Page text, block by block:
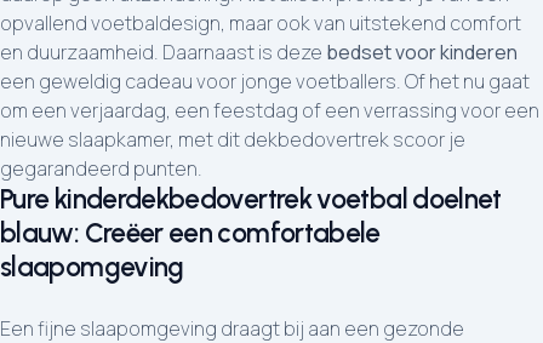
opvallend voetbaldesign, maar ook van uitstekend comfort
en duurzaamheid. Daarnaast is deze bedset voor kinderen
een geweldig cadeau voor jonge voetballers. Of het nu gaat
om een verjaardag, een feestdag of een verrassing voor een
nieuwe slaapkamer, met dit dekbedovertrek scoor je
gegarandeerd punten.
Pure kinderdekbedovertrek voetbal doelnet
blauw: Creëer een comfortabele
slaapomgeving
Een fijne slaapomgeving draagt bij aan een gezonde